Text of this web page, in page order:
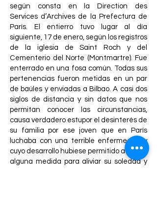
según consta en la Direction des
Services d’Archives de la Prefectura de
París. El entierro tuvo lugar al día
siguiente, 17 de enero, según los registros
de la iglesia de Saint Roch y del
Cementerio del Norte (Montmartre). Fue
enterrado en una fosa común. Todas sus
pertenencias fueron metidas en un par
de baúles y enviadas a Bilbao. A casi dos
siglos de distancia y sin datos que nos
permitan conocer las circunstancias,
causa verdadero estupor el desinterés de
su familia por ese joven que en París
luchaba con una terrible enfermedad y
cuyo desarrollo hubiese permitido adoptar
alguna medida para aliviar su soledad y